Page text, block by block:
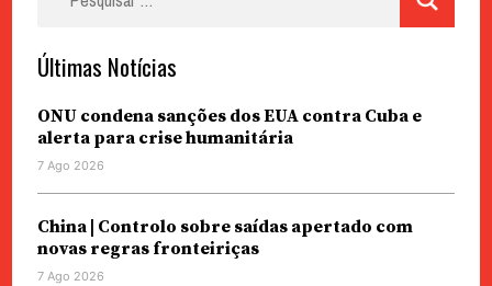
Últimas Notícias
ONU condena sanções dos EUA contra Cuba e
alerta para crise humanitária
7 Ago 2026
China | Controlo sobre saídas apertado com
novas regras fronteiriças
7 Ago 2026